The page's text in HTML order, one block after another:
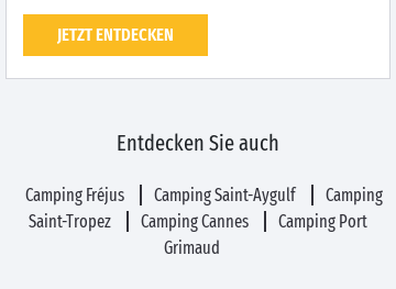
JETZT ENTDECKEN
Entdecken Sie auch
Camping Fréjus Camping Saint-Aygulf
Camping
Saint-Tropez
Camping Cannes
Camping Port
Grimaud